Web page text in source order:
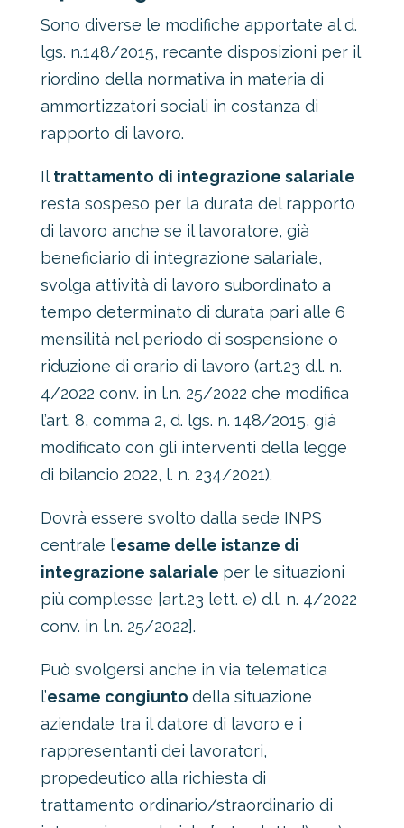
Sono diverse le modifiche apportate al d.
lgs. n.148/2015, recante disposizioni per il
riordino della normativa in materia di
ammortizzatori sociali in costanza di
rapporto di lavoro.
Il trattamento di integrazione salariale
resta sospeso per la durata del rapporto
di lavoro anche se il lavoratore, già
beneficiario di integrazione salariale,
svolga attività di lavoro subordinato a
tempo determinato di durata pari alle 6
mensilità nel periodo di sospensione o
riduzione di orario di lavoro (art.23 d.l. n.
4/2022 conv. in l.n. 25/2022 che modifica
l’art. 8, comma 2, d. lgs. n. 148/2015, già
modificato con gli interventi della legge
di bilancio 2022, l. n. 234/2021).
Dovrà essere svolto dalla sede INPS
centrale l’esame delle istanze di
integrazione salariale per le situazioni
più complesse [art.23 lett. e) d.l. n. 4/2022
conv. in l.n. 25/2022].
Può svolgersi anche in via telematica
l’esame congiunto della situazione
aziendale tra il datore di lavoro e i
rappresentanti dei lavoratori,
propedeutico alla richiesta di
trattamento ordinario/straordinario di